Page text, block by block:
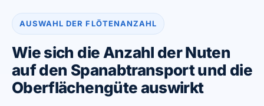
AUSWAHL DER FLÖTENANZAHL
Wie sich die Anzahl der Nuten
auf den Spanabtransport und die
Oberflächengüte auswirkt